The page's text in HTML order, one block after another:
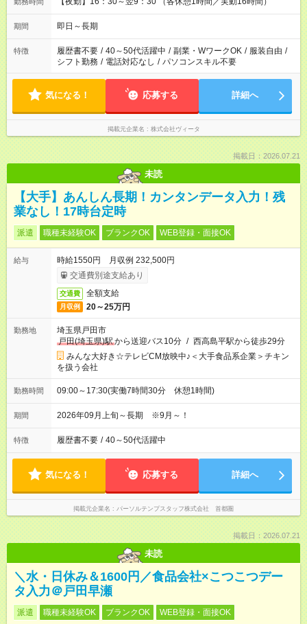
期間 即日～長期
特徴 履歴書不要 / 40～50代活躍中 / 副業・WワークOK / 服装自由 /
シフト勤務 / 電話対応なし / パソコンスキル不要
気になる！ 応募する 詳細へ
掲載元企業名 株式会社ヴィータ
掲載日：2026.07.21
未読
【大手】あんしん長期！カンタンデータ入力！残
業なし！17時台定時
派遣 職種未経験OK ブランクOK WEB登録・面接OK
給与
時給1550円 月収例 232,500円
交通費別途支給あり
交通費 全額支給
月収例 20～25万円
勤務地
埼玉県戸田市
戸田(埼玉県)駅から送迎バス10分 / 西高島平駅から徒歩29分
みんな大好き☆テレビCM放映中♪＜大手食品系企業＞チキン
を扱う会社
勤務時間 09:00～17:30(実働7時間30分 休憩1時間)
期間 2026年09月上旬～長期 ※9月～！
特徴 履歴書不要 / 40～50代活躍中
気になる！ 応募する 詳細へ
掲載元企業名 パーソルテンプスタッフ株式会社 首都圏
掲載日：2026.07.21
未読
＼水・日休み＆1600円／食品会社×こつこつデー
タ入力＠戸田早瀬
派遣 職種未経験OK ブランクOK WEB登録・面接OK